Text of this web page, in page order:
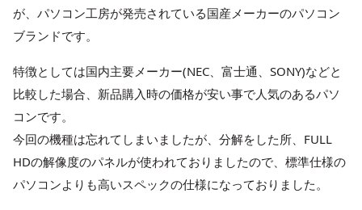
が、パソコン工房が発売されている国産メーカーのパソコン
ブランドです。
特徴としては国内主要メーカー(NEC、富士通、SONY)などと
比較した場合、新品購入時の価格が安い事で人気のあるパソ
コンです。
今回の機種は忘れてしまいましたが、分解をした所、FULL
HDの解像度のパネルが使われておりましたので、標準仕様の
パソコンよりも高いスペックの仕様になっておりました。